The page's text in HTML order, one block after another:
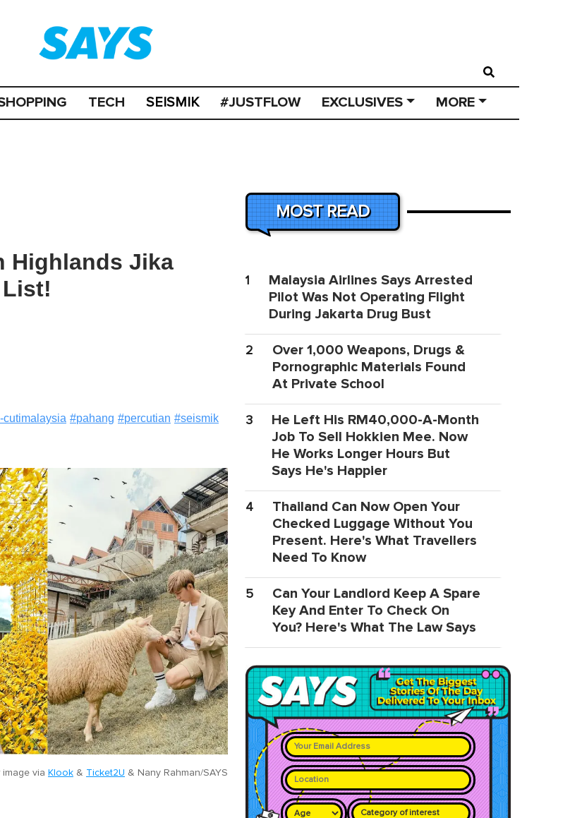
TECH SEISMIK #JUSTFLOW EXCLUSIVES MORE
Highlands Jika
cutimalaysia #pahang #percutian #seismik
image via Klook & Ticket2U & Nany Rahman/SAYS
MOST READ
1
Malaysia Airlines Says Arrested
Pilot Was Not Operating Flight
During Jakarta Drug Bust
2
Over 1,000 Weapons, Drugs &
Pornographic Materials Found
At Private School
3
He Left His RM40,000-A-Month
Job To Sell Hokkien Mee. Now
He Works Longer Hours But
Says He's Happier
4
Thailand Can Now Open Your
Checked Luggage Without You
Present. Here's What Travellers
Need To Know
5
Can Your Landlord Keep A Spare
Key And Enter To Check On
You? Here's What The Law Says
Category of interest